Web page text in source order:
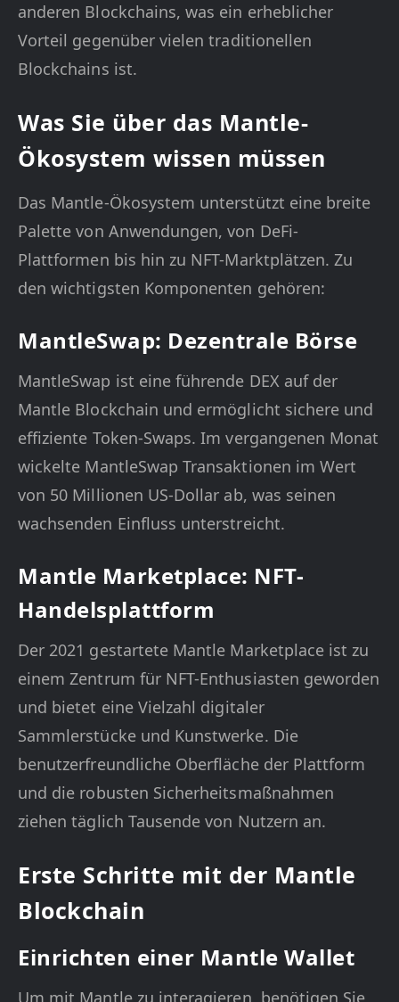
anderen Blockchains, was ein erheblicher
Vorteil gegenüber vielen traditionellen
Blockchains ist.
Was Sie über das Mantle-
Ökosystem wissen müssen
Das Mantle-Ökosystem unterstützt eine breite
Palette von Anwendungen, von DeFi-
Plattformen bis hin zu NFT-Marktplätzen. Zu
den wichtigsten Komponenten gehören:
MantleSwap: Dezentrale Börse
MantleSwap ist eine führende DEX auf der
Mantle Blockchain und ermöglicht sichere und
effiziente Token-Swaps. Im vergangenen Monat
wickelte MantleSwap Transaktionen im Wert
von 50 Millionen US-Dollar ab, was seinen
wachsenden Einfluss unterstreicht.
Mantle Marketplace: NFT-
Handelsplattform
Der 2021 gestartete Mantle Marketplace ist zu
einem Zentrum für NFT-Enthusiasten geworden
und bietet eine Vielzahl digitaler
Sammlerstücke und Kunstwerke. Die
benutzerfreundliche Oberfläche der Plattform
und die robusten Sicherheitsmaßnahmen
ziehen täglich Tausende von Nutzern an.
Erste Schritte mit der Mantle
Blockchain
Einrichten einer Mantle Wallet
Um mit Mantle zu interagieren, benötigen Sie